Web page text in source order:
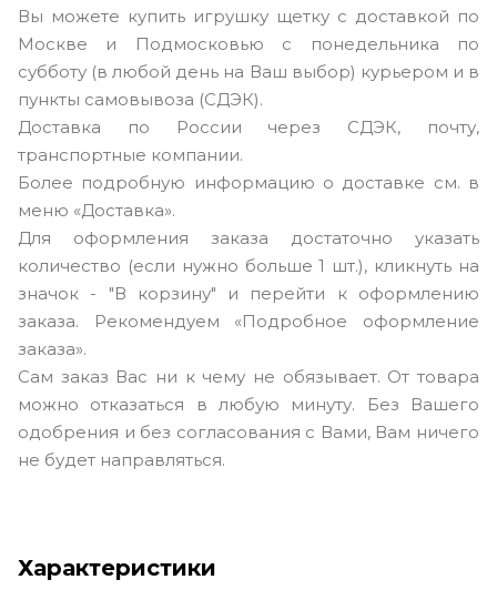
Вы можете купить игрушку щетку с доставкой по
Москве и Подмосковью с понедельника по
субботу (в любой день на Ваш выбор) курьером и в
пункты самовывоза (СДЭК).
Доставка по России через СДЭК, почту,
транспортные компании.
Более подробную информацию о доставке см. в
меню «Доставка».
Для оформления заказа достаточно указать
количество (если нужно больше 1 шт.), кликнуть на
значок - "В корзину" и перейти к оформлению
заказа. Рекомендуем «Подробное оформление
заказа».
Сам заказ Вас ни к чему не обязывает. От товара
можно отказаться в любую минуту. Без Вашего
одобрения и без согласования с Вами, Вам ничего
не будет направляться.
Характеристики